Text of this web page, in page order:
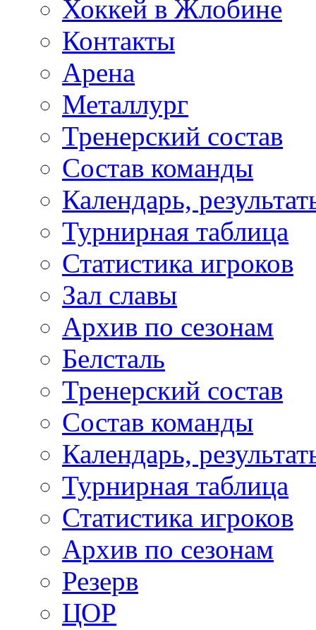
Хоккей в Жлобине
Контакты
Арена
Металлург
Тренерский состав
Состав команды
Календарь,
Турнирная таблица
Статистика игроков
Зал славы
Архив по сезонам
Белсталь
Тренерский состав
Состав команды
Календарь,
Турнирная таблица
Статистика игроков
Архив по сезонам
Резерв
ЦОР